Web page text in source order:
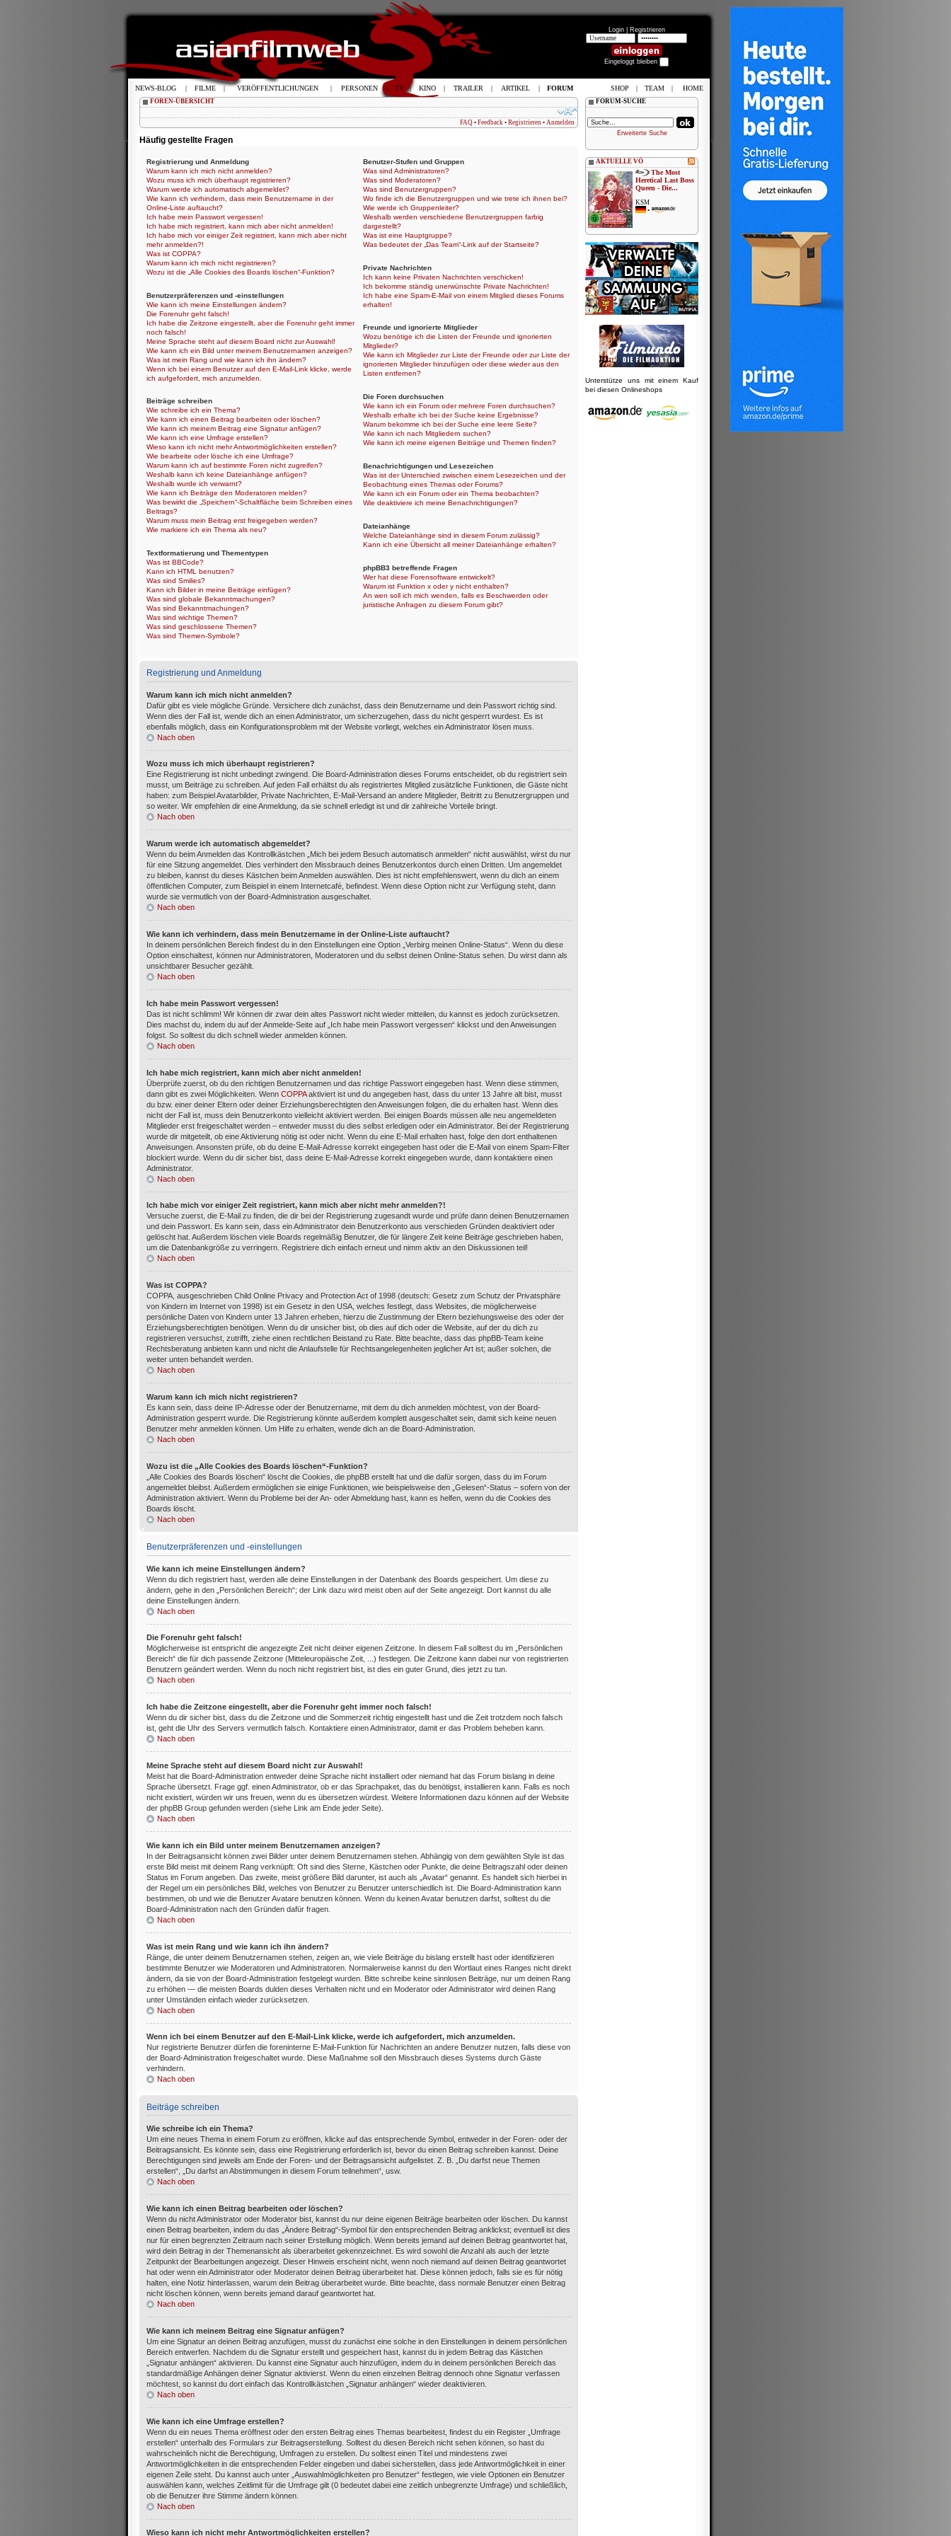
Login | Registrieren
Eingeloggt bleiben
FOREN-ÜBERSICHT
FAQ • Feedback • Registrieren • Anmelden
Häufig gestellte Fragen
Registrierung und Anmeldung
Warum kann ich mich nicht anmelden?
Wozu muss ich mich überhaupt registrieren?
Warum werde ich automatisch abgemeldet?
Wie kann ich verhindern, dass mein Benutzername in der
Online-Liste auftaucht?
Ich habe mein Passwort vergessen!
Ich habe mich registriert, kann mich aber nicht anmelden!
Ich habe mich vor einiger Zeit registriert, kann mich aber nicht
mehr anmelden?!
Was ist COPPA?
Warum kann ich mich nicht registrieren?
Wozu ist die „Alle Cookies des Boards löschen“-Funktion?
Benutzerpräferenzen und -einstellungen
Wie kann ich meine Einstellungen ändern?
Die Forenuhr geht falsch!
Ich habe die Zeitzone eingestellt, aber die Forenuhr geht immer
noch falsch!
Meine Sprache steht auf diesem Board nicht zur Auswahl!
Wie kann ich ein Bild unter meinem Benutzernamen anzeigen?
Was ist mein Rang und wie kann ich ihn ändern?
Wenn ich bei einem Benutzer auf den E-Mail-Link klicke, werde
ich aufgefordert, mich anzumelden.
Beiträge schreiben
Wie schreibe ich ein Thema?
Wie kann ich einen Beitrag bearbeiten oder löschen?
Wie kann ich meinem Beitrag eine Signatur anfügen?
Wie kann ich eine Umfrage erstellen?
Wieso kann ich nicht mehr Antwortmöglichkeiten erstellen?
Wie bearbeite oder lösche ich eine Umfrage?
Warum kann ich auf bestimmte Foren nicht zugreifen?
Weshalb kann ich keine Dateianhänge anfügen?
Weshalb wurde ich verwarnt?
Wie kann ich Beiträge den Moderatoren melden?
Was bewirkt die „Speichern“-Schaltfläche beim Schreiben eines
Beitrags?
Warum muss mein Beitrag erst freigegeben werden?
Wie markiere ich ein Thema als neu?
Textformatierung und Thementypen
Was ist BBCode?
Kann ich HTML benutzen?
Was sind Smilies?
Kann ich Bilder in meine Beiträge einfügen?
Was sind globale Bekanntmachungen?
Was sind Bekanntmachungen?
Was sind wichtige Themen?
Was sind geschlossene Themen?
Was sind Themen-Symbole?
Benutzer-Stufen und Gruppen
Was sind Administratoren?
Was sind Moderatoren?
Was sind Benutzergruppen?
Wo finde ich die Benutzergruppen und wie trete ich ihnen bei?
Wie werde ich Gruppenleiter?
Weshalb werden verschiedene Benutzergruppen farbig
dargestellt?
Was ist eine Hauptgruppe?
Was bedeutet der „Das Team“-Link auf der Startseite?
Private Nachrichten
Ich kann keine Privaten Nachrichten verschicken!
Ich bekomme ständig unerwünschte Private Nachrichten!
Ich habe eine Spam-E-Mail von einem Mitglied dieses Forums
erhalten!
Freunde und ignorierte Mitglieder
Wozu benötige ich die Listen der Freunde und ignorierten
Mitglieder?
Wie kann ich Mitglieder zur Liste der Freunde oder zur Liste der
ignorierten Mitglieder hinzufügen oder diese wieder aus den
Listen entfernen?
Die Foren durchsuchen
Wie kann ich ein Forum oder mehrere Foren durchsuchen?
Weshalb erhalte ich bei der Suche keine Ergebnisse?
Warum bekomme ich bei der Suche eine leere Seite?
Wie kann ich nach Mitgliedern suchen?
Wie kann ich meine eigenen Beiträge und Themen finden?
Benachrichtigungen und Lesezeichen
Was ist der Unterschied zwischen einem Lesezeichen und der
Beobachtung eines Themas oder Forums?
Wie kann ich ein Forum oder ein Thema beobachten?
Wie deaktiviere ich meine Benachrichtigungen?
Dateianhänge
Welche Dateianhänge sind in diesem Forum zulässig?
Kann ich eine Übersicht all meiner Dateianhänge erhalten?
phpBB3 betreffende Fragen
Wer hat diese Forensoftware entwickelt?
Warum ist Funktion x oder y nicht enthalten?
An wen soll ich mich wenden, falls es Beschwerden oder
juristische Anfragen zu diesem Forum gibt?
Registrierung und Anmeldung
Warum kann ich mich nicht anmelden?
Dafür gibt es viele mögliche Gründe. Versichere dich zunächst, dass dein Benutzername und dein Passwort richtig sind.
Wenn dies der Fall ist, wende dich an einen Administrator, um sicherzugehen, dass du nicht gesperrt wurdest. Es ist
ebenfalls möglich, dass ein Konfigurationsproblem mit der Website vorliegt, welches ein Administrator lösen muss.
Nach oben
Wozu muss ich mich überhaupt registrieren?
Eine Registrierung ist nicht unbedingt zwingend. Die Board-Administration dieses Forums entscheidet, ob du registriert sein
musst, um Beiträge zu schreiben. Auf jeden Fall erhältst du als registriertes Mitglied zusätzliche Funktionen, die Gäste nicht
haben: zum Beispiel Avatarbilder, Private Nachrichten, E-Mail-Versand an andere Mitglieder, Beitritt zu Benutzergruppen und
so weiter. Wir empfehlen dir eine Anmeldung, da sie schnell erledigt ist und dir zahlreiche Vorteile bringt.
Nach oben
Warum werde ich automatisch abgemeldet?
Wenn du beim Anmelden das Kontrollkästchen „Mich bei jedem Besuch automatisch anmelden“ nicht auswählst, wirst du nur
für eine Sitzung angemeldet. Dies verhindert den Missbrauch deines Benutzerkontos durch einen Dritten. Um angemeldet
zu bleiben, kannst du dieses Kästchen beim Anmelden auswählen. Dies ist nicht empfehlenswert, wenn du dich an einem
öffentlichen Computer, zum Beispiel in einem Internetcafé, befindest. Wenn diese Option nicht zur Verfügung steht, dann
wurde sie vermutlich von der Board-Administration ausgeschaltet.
Nach oben
Wie kann ich verhindern, dass mein Benutzername in der Online-Liste auftaucht?
In deinem persönlichen Bereich findest du in den Einstellungen eine Option „Verbirg meinen Online-Status“. Wenn du diese
Option einschaltest, können nur Administratoren, Moderatoren und du selbst deinen Online-Status sehen. Du wirst dann als
unsichtbarer Besucher gezählt.
Nach oben
Ich habe mein Passwort vergessen!
Das ist nicht schlimm! Wir können dir zwar dein altes Passwort nicht wieder mitteilen, du kannst es jedoch zurücksetzen.
Dies machst du, indem du auf der Anmelde-Seite auf „Ich habe mein Passwort vergessen“ klickst und den Anweisungen
folgst. So solltest du dich schnell wieder anmelden können.
Nach oben
Ich habe mich registriert, kann mich aber nicht anmelden!
Überprüfe zuerst, ob du den richtigen Benutzernamen und das richtige Passwort eingegeben hast. Wenn diese stimmen,
dann gibt es zwei Möglichkeiten. Wenn COPPAaktiviert ist und du angegeben hast, dass du unter 13 Jahre alt bist, musst
du bzw. einer deiner Eltern oder deiner Erziehungsberechtigten den Anweisungen folgen, die du erhalten hast. Wenn dies
nicht der Fall ist, muss dein Benutzerkonto vielleicht aktiviert werden. Bei einigen Boards müssen alle neu angemeldeten
Mitglieder erst freigeschaltet werden – entweder musst du dies selbst erledigen oder ein Administrator. Bei der Registrierung
wurde dir mitgeteilt, ob eine Aktivierung nötig ist oder nicht. Wenn du eine E-Mail erhalten hast, folge den dort enthaltenen
Anweisungen. Ansonsten prüfe, ob du deine E-Mail-Adresse korrekt eingegeben hast oder die E-Mail von einem Spam-Filter
blockiert wurde. Wenn du dir sicher bist, dass deine E-Mail-Adresse korrekt eingegeben wurde, dann kontaktiere einen
Administrator.
Nach oben
Ich habe mich vor einiger Zeit registriert, kann mich aber nicht mehr anmelden?!
Versuche zuerst, die E-Mail zu finden, die dir bei der Registrierung zugesandt wurde und prüfe dann deinen Benutzernamen
und dein Passwort. Es kann sein, dass ein Administrator dein Benutzerkonto aus verschieden Gründen deaktiviert oder
gelöscht hat. Außerdem löschen viele Boards regelmäßig Benutzer, die für längere Zeit keine Beiträge geschrieben haben,
um die Datenbankgröße zu verringern. Registriere dich einfach erneut und nimm aktiv an den Diskussionen teil!
Nach oben
Was ist COPPA?
COPPA, ausgeschrieben Child Online Privacy and Protection Act of 1998 (deutsch: Gesetz zum Schutz der Privatsphäre
von Kindern im Internet von 1998) ist ein Gesetz in den USA, welches festlegt, dass Websites, die möglicherweise
persönliche Daten von Kindern unter 13 Jahren erheben, hierzu die Zustimmung der Eltern beziehungsweise des oder der
Erziehungsberechtigten benötigen. Wenn du dir unsicher bist, ob dies auf dich oder die Website, auf der du dich zu
registrieren versuchst, zutrifft, ziehe einen rechtlichen Beistand zu Rate. Bitte beachte, dass das phpBB-Team keine
Rechtsberatung anbieten kann und nicht die Anlaufstelle für Rechtsangelegenheiten jeglicher Art ist; außer solchen, die
weiter unten behandelt werden.
Nach oben
Warum kann ich mich nicht registrieren?
Es kann sein, dass deine IP-Adresse oder der Benutzername, mit dem du dich anmelden möchtest, von der Board-
Administration gesperrt wurde. Die Registrierung könnte außerdem komplett ausgeschaltet sein, damit sich keine neuen
Benutzer mehr anmelden können. Um Hilfe zu erhalten, wende dich an die Board-Administration.
Nach oben
Wozu ist die „Alle Cookies des Boards löschen“-Funktion?
„Alle Cookies des Boards löschen“ löscht die Cookies, die phpBB erstellt hat und die dafür sorgen, dass du im Forum
angemeldet bleibst. Außerdem ermöglichen sie einige Funktionen, wie beispielsweise den „Gelesen“-Status – sofern von der
Administration aktiviert. Wenn du Probleme bei der An- oder Abmeldung hast, kann es helfen, wenn du die Cookies des
Boards löscht.
Nach oben
Benutzerpräferenzen und -einstellungen
Wie kann ich meine Einstellungen ändern?
Wenn du dich registriert hast, werden alle deine Einstellungen in der Datenbank des Boards gespeichert. Um diese zu
ändern, gehe in den „Persönlichen Bereich“; der Link dazu wird meist oben auf der Seite angezeigt. Dort kannst du alle
deine Einstellungen ändern.
Nach oben
Die Forenuhr geht falsch!
Möglicherweise ist entspricht die angezeigte Zeit nicht deiner eigenen Zeitzone. In diesem Fall solltest du im „Persönlichen
Bereich“ die für dich passende Zeitzone (Mitteleuropäische Zeit, ...) festlegen. Die Zeitzone kann dabei nur von registrierten
Benutzern geändert werden. Wenn du noch nicht registriert bist, ist dies ein guter Grund, dies jetzt zu tun.
Nach oben
Ich habe die Zeitzone eingestellt, aber die Forenuhr geht immer noch falsch!
Wenn du dir sicher bist, dass du die Zeitzone und die Sommerzeit richtig eingestellt hast und die Zeit trotzdem noch falsch
ist, geht die Uhr des Servers vermutlich falsch. Kontaktiere einen Administrator, damit er das Problem beheben kann.
Nach oben
Meine Sprache steht auf diesem Board nicht zur Auswahl!
Meist hat die Board-Administration entweder deine Sprache nicht installiert oder niemand hat das Forum bislang in deine
Sprache übersetzt. Frage ggf. einen Administrator, ob er das Sprachpaket, das du benötigst, installieren kann. Falls es noch
nicht existiert, würden wir uns freuen, wenn du es übersetzen würdest. Weitere Informationen dazu können auf der Website
der phpBB Group gefunden werden (siehe Link am Ende jeder Seite).
Nach oben
Wie kann ich ein Bild unter meinem Benutzernamen anzeigen?
In der Beitragsansicht können zwei Bilder unter deinem Benutzernamen stehen. Abhängig von dem gewählten Style ist das
erste Bild meist mit deinem Rang verknüpft: Oft sind dies Sterne, Kästchen oder Punkte, die deine Beitragszahl oder deinen
Status im Forum angeben. Das zweite, meist größere Bild darunter, ist auch als „Avatar“ genannt. Es handelt sich hierbei in
der Regel um ein persönliches Bild, welches von Benutzer zu Benutzer unterschiedlich ist. Die Board-Administration kann
bestimmen, ob und wie die Benutzer Avatare benutzen können. Wenn du keinen Avatar benutzen darfst, solltest du die
Board-Administration nach den Gründen dafür fragen.
Nach oben
Was ist mein Rang und wie kann ich ihn ändern?
Ränge, die unter deinem Benutzernamen stehen, zeigen an, wie viele Beiträge du bislang erstellt hast oder identifizieren
bestimmte Benutzer wie Moderatoren und Administratoren. Normalerweise kannst du den Wortlaut eines Ranges nicht direkt
ändern, da sie von der Board-Administration festgelegt wurden. Bitte schreibe keine sinnlosen Beiträge, nur um deinen Rang
zu erhöhen — die meisten Boards dulden dieses Verhalten nicht und ein Moderator oder Administrator wird deinen Rang
unter Umständen einfach wieder zurücksetzen.
Nach oben
Wenn ich bei einem Benutzer auf den E-Mail-Link klicke, werde ich aufgefordert, mich anzumelden.
Nur registrierte Benutzer dürfen die foreninterne E-Mail-Funktion für Nachrichten an andere Benutzer nutzen, falls diese von
der Board-Administration freigeschaltet wurde. Diese Maßnahme soll den Missbrauch dieses Systems durch Gäste
verhindern.
Nach oben
Beiträge schreiben
Wie schreibe ich ein Thema?
Um eine neues Thema in einem Forum zu eröffnen, klicke auf das entsprechende Symbol, entweder in der Foren- oder der
Beitragsansicht. Es könnte sein, dass eine Registrierung erforderlich ist, bevor du einen Beitrag schreiben kannst. Deine
Berechtigungen sind jeweils am Ende der Foren- und der Beitragsansicht aufgelistet. Z. B. „Du darfst neue Themen
erstellen“, „Du darfst an Abstimmungen in diesem Forum teilnehmen“, usw.
Nach oben
Wie kann ich einen Beitrag bearbeiten oder löschen?
Wenn du nicht Administrator oder Moderator bist, kannst du nur deine eigenen Beiträge bearbeiten oder löschen. Du kannst
einen Beitrag bearbeiten, indem du das „Ändere Beitrag“-Symbol für den entsprechenden Beitrag anklickst; eventuell ist dies
nur für einen begrenzten Zeitraum nach seiner Erstellung möglich. Wenn bereits jemand auf deinen Beitrag geantwortet hat,
wird dein Beitrag in der Themenansicht als überarbeitet gekennzeichnet. Es wird sowohl die Anzahl als auch der letzte
Zeitpunkt der Bearbeitungen angezeigt. Dieser Hinweis erscheint nicht, wenn noch niemand auf deinen Beitrag geantwortet
hat oder wenn ein Administrator oder Moderator deinen Beitrag überarbeitet hat. Diese können jedoch, falls sie es für nötig
halten, eine Notiz hinterlassen, warum dein Beitrag überarbeitet wurde. Bitte beachte, dass normale Benutzer einen Beitrag
nicht löschen können, wenn bereits jemand darauf geantwortet hat.
Nach oben
Wie kann ich meinem Beitrag eine Signatur anfügen?
Um eine Signatur an deinen Beitrag anzufügen, musst du zunächst eine solche in den Einstellungen in deinem persönlichen
Bereich entwerfen. Nachdem du die Signatur erstellt und gespeichert hast, kannst du in jedem Beitrag das Kästchen
„Signatur anhängen“ aktivieren. Du kannst eine Signatur auch hinzufügen, indem du in deinem persönlichen Bereich das
standardmäßige Anhängen deiner Signatur aktivierst. Wenn du einen einzelnen Beitrag dennoch ohne Signatur verfassen
möchtest, so kannst du dort einfach das Kontrollkästchen „Signatur anhängen“ wieder deaktivieren.
Nach oben
Wie kann ich eine Umfrage erstellen?
Wenn du ein neues Thema eröffnest oder den ersten Beitrag eines Themas bearbeitest, findest du ein Register „Umfrage
erstellen“ unterhalb des Formulars zur Beitragserstellung. Solltest du diesen Bereich nicht sehen können, so hast du
wahrscheinlich nicht die Berechtigung, Umfragen zu erstellen. Du solltest einen Titel und mindestens zwei
Antwortmöglichkeiten in die entsprechenden Felder eingeben und dabei sicherstellen, dass jede Antwortmöglichkeit in einer
eigenen Zeile steht. Du kannst auch unter „Auswahlmöglichkeiten pro Benutzer“ festlegen, wie viele Optionen ein Benutzer
auswählen kann, welches Zeitlimit für die Umfrage gilt (0 bedeutet dabei eine zeitlich unbegrenzte Umfrage) und schließlich,
ob die Benutzer ihre Stimme ändern können.
Nach oben
Wieso kann ich nicht mehr Antwortmöglichkeiten erstellen?
FORUM-SUCHE
Erweiterte Suche
AKTUELLE VÖ
The Most
Heretical Last Boss
Queen - Die...
KSM
•
Unterstütze uns mit einem Kauf
bei diesen Onlineshops
NEWS-BLOG | FILME | VERÖFFENTLICHUNGEN | PERSONEN | TV | KINO | TRAILER | ARTIKEL | FORUM SHOP | TEAM | HOME